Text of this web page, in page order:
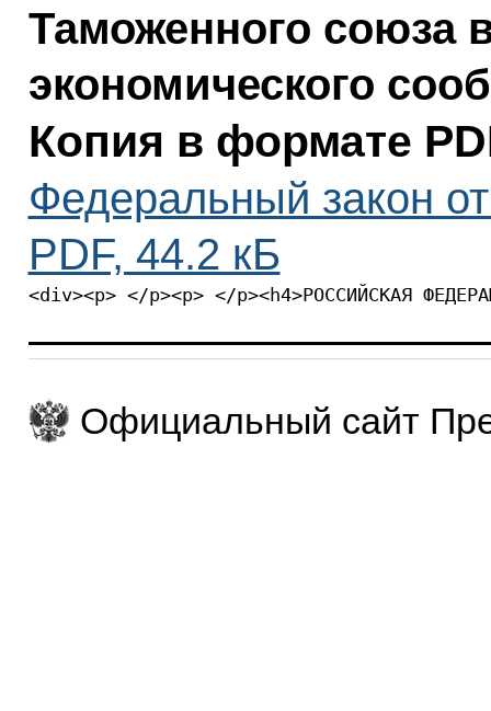
Таможенного союза
экономического
Копия в формате
Федеральный закон
PDF, 44.2 кБ
<div><p> </p><p> </p><h4>РОССИЙСКАЯ
Официальный сайт